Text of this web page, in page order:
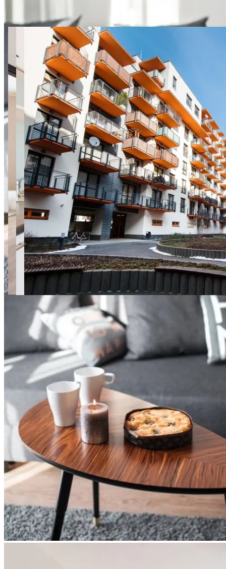
Jana Kazimierza 127
SuperApart